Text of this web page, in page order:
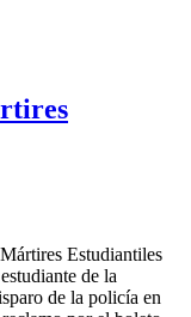
Estudiantiles
de la
de la policía en